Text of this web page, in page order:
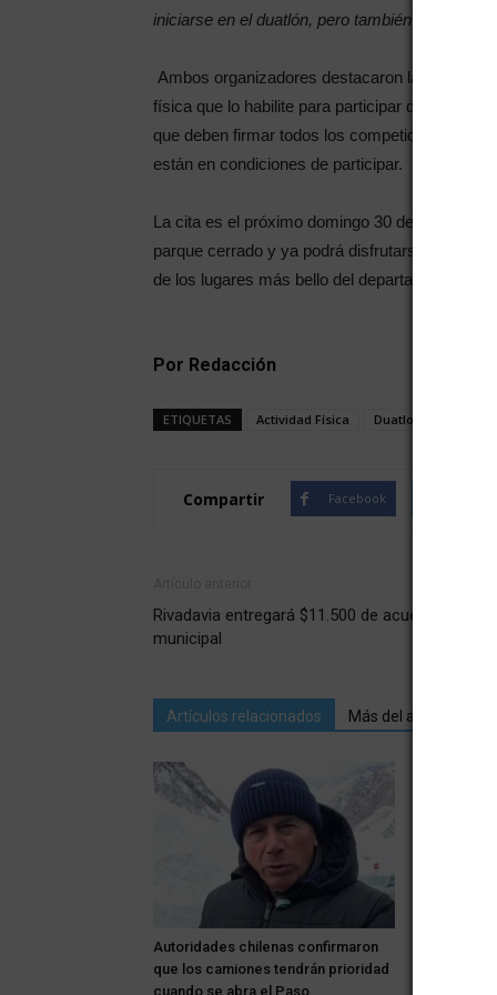
iniciarse en el duatlón, pero también a los
Ambos organizadores destacaron la
física que lo habilite para participar de la
que deben firmar todos los competidores,
están en condiciones de participar.
La cita es el próximo domingo 30 del corriente
parque cerrado y ya podrá disfrutarse este
de los lugares más bello del departamento
Por Redacción
ETIQUETAS Actividad Física Duatlon Sprint
Compartir Facebook
Rivadavia entregará $11.500 de acuerdo paritario
municipal
Artículos relacionados Más del autor
Autoridades chilenas confirmaron
que los camiones tendrán prioridad
cuando se abra el Paso